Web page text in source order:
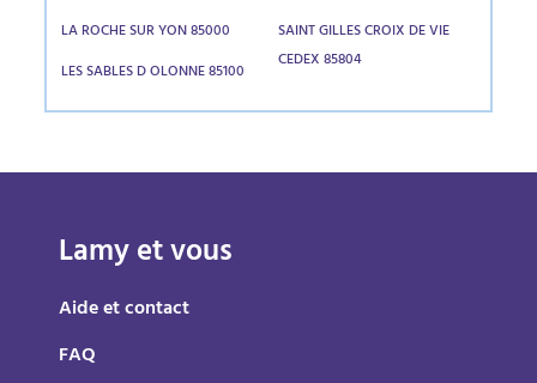
LA ROCHE SUR YON 85000
LES SABLES D OLONNE 85100
SAINT GILLES CROIX DE VIE
CEDEX 85804
Lamy et vous
Aide et contact
FAQ